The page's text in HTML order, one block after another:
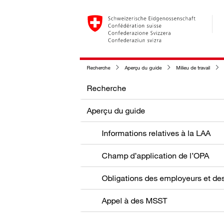
Recherche Aperçu du guide Milieu de travail
Recherche
Aperçu du guide
Informations relatives à la LAA
Champ d’application de l’OPA
Appel à des MSST